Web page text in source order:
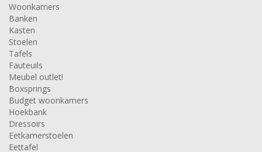
Woonkamers
Banken
Kasten
Stoelen
Tafels
Fauteuils
Meubel outlet!
Boxsprings
Budget woonkamers
Hoekbank
Dressoirs
Eetkamerstoelen
Eettafel